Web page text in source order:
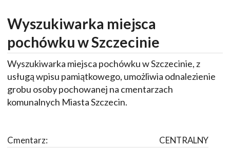
Wyszukiwarka miejsca
pochówku w Szczecinie
Wyszukiwarka miejsca pochówku w Szczecinie, z
usługą wpisu pamiątkowego, umożliwia odnalezienie
grobu osoby pochowanej na cmentarzach
komunalnych Miasta Szczecin.
CENTRALNY
Cmentarz: